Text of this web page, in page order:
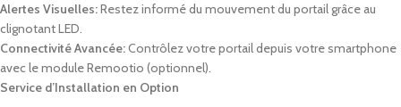
Alertes Visuelles:Restez informé du mouvement du portail grâce au
clignotant LED.
Connectivité Avancée:Contrôlez votre portail depuis votre smartphone
avec le module Remootio (optionnel).
Service d’Installation en Option